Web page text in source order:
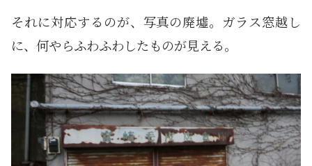
それに対応するのが、写真の廃墟。ガラス窓越し
に、何やらふわふわしたものが見える。